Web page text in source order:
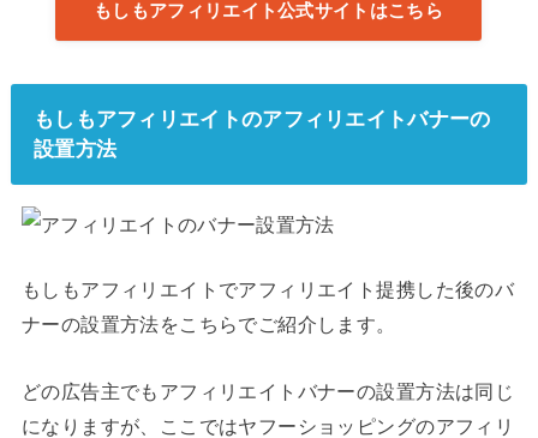
もしもアフィリエイト公式サイトはこちら
もしもアフィリエイトのアフィリエイトバナーの
設置方法
もしもアフィリエイトでアフィリエイト提携した後のバ
ナーの設置方法をこちらでご紹介します。
どの広告主でもアフィリエイトバナーの設置方法は同じ
になりますが、ここではヤフーショッピングのアフィリ